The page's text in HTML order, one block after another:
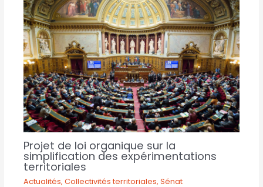
Projet de loi organique sur la
simplification des expérimentations
territoriales
Actualités,Collectivités territoriales,Sénat